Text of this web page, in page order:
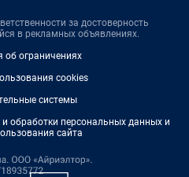
за достоверность
в рекламных объявлениях.
ограничениях
cookies
системы
обработки персональных данных и
сайта